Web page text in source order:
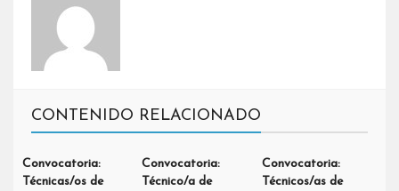
CONTENIDO RELACIONADO
Convocatoria:
Técnicas/os de
Convocatoria:
Técnico/a de
Convocatoria:
Técnicos/as de